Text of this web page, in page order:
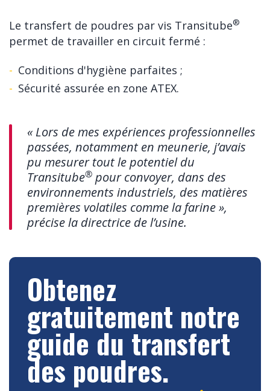
Le transfert de poudres par vis Transitube®
permet de travailler en circuit fermé :
Conditions d'hygiène parfaites ;
Sécurité assurée en zone ATEX.
« Lors de mes expériences professionnelles
passées, notamment en meunerie, j’avais
pu mesurer tout le potentiel du
Transitube® pour convoyer, dans des
environnements industriels, des matières
premières volatiles comme la farine »,
précise la directrice de l’usine.
Obtenez
gratuitement notre
guide du transfert
des poudres.